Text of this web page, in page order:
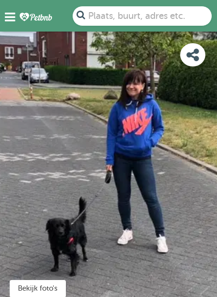
Plaats, buurt, adres etc.
FOTO'S BEOORDELINGEN KAART
Bekijk foto's